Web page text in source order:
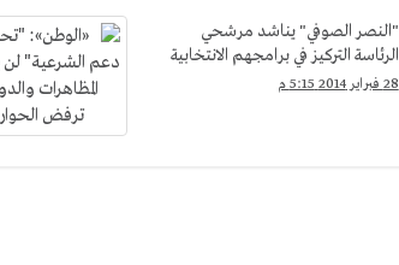
"النصر الصوفي" يناشد مرشحي
الرئاسة التركيز في برامجهم الانتخابية
28 فبراير 2014 5:15 م